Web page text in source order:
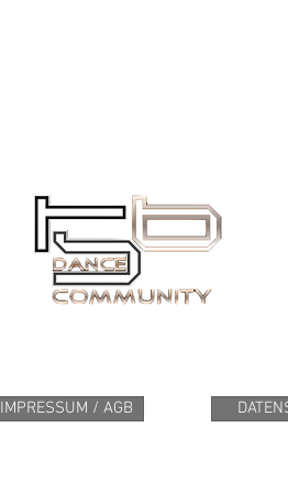
IMPRESSUM / AGB